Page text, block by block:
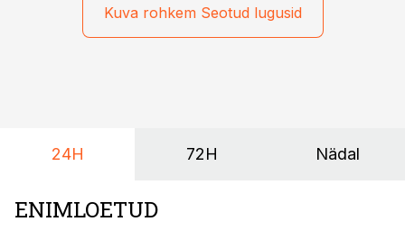
Kuva rohkem Seotud lugusid
24H 72H Nädal
ENIMLOETUD